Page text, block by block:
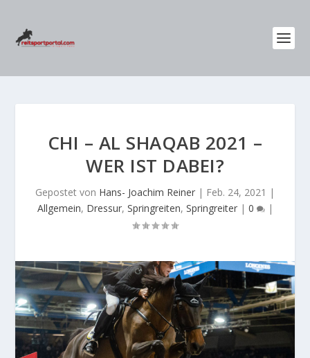
CHI – AL SHAQAB 2021 –
WER IST DABEI?
Gepostet von Hans- Joachim Reiner | Feb. 24, 2021 |
Allgemein, Dressur, Springreiten, Springreiter| 0 |